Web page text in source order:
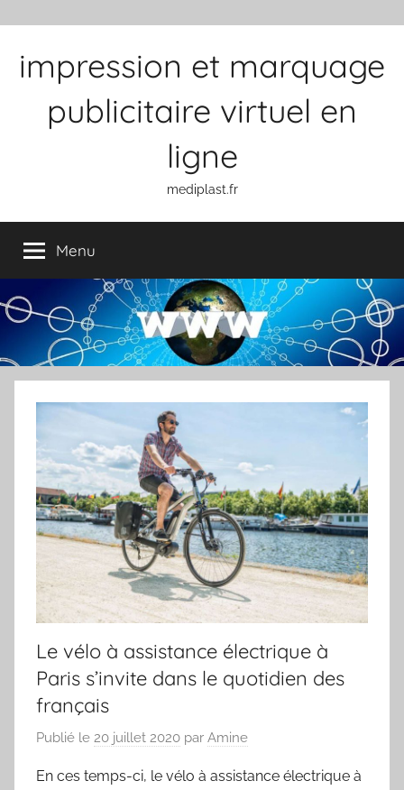
impression et marquage
publicitaire virtuel en
ligne
mediplast.fr
Menu
Le vélo à assistance électrique à
Paris s’invite dans le quotidien des
français
Publié le 20 juillet 2020 par Amine
En ces temps-ci, le vélo à assistance électrique à